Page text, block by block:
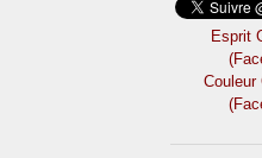
Esprit
Couleur